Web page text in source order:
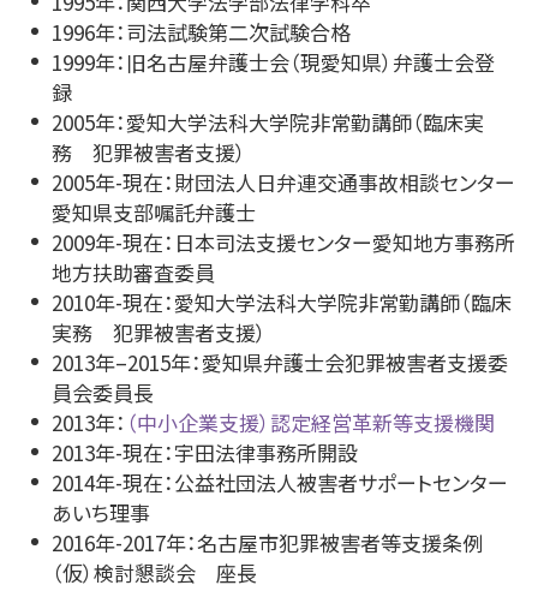
1996年：司法試験第二次試験合格
1999年：旧名古屋弁護士会（現愛知県）弁護士会登
録
2005年：愛知大学法科大学院非常勤講師（臨床実
務 犯罪被害者支援）
2005年-現在：財団法人日弁連交通事故相談センター
愛知県支部嘱託弁護士
2009年-現在：日本司法支援センター愛知地方事務所
地方扶助審査委員
2010年-現在：愛知大学法科大学院非常勤講師（臨床
実務 犯罪被害者支援）
2013年–2015年：愛知県弁護士会犯罪被害者支援委
員会委員長
2013年： （中小企業支援）認定経営革新等支援機関
2013年-現在：宇田法律事務所開設
2014年-現在：公益社団法人被害者サポートセンター
あいち理事
2016年-2017年：名古屋市犯罪被害者等支援条例
（仮）検討懇談会 座長